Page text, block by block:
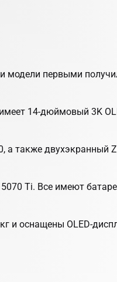
модели первыми
14-дюймовый 3K
а также двухэкранный
Ti. Все имеют
и оснащены OLED-